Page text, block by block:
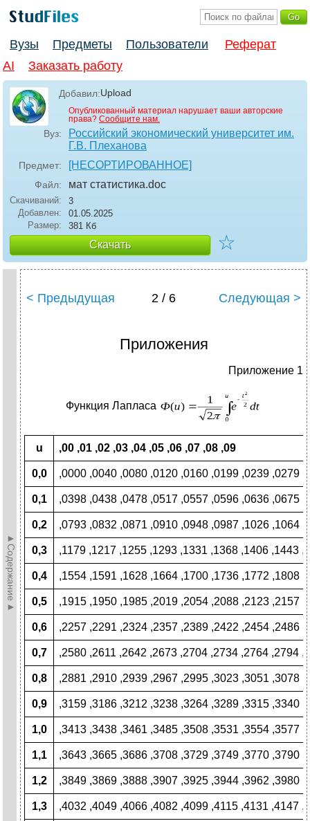
Вузы Предметы Пользователи
Реферат
AI
Заказать работу
Добавил:Upload
Опубликованный материал нарушает ваши авторские
права? Сообщите нам.
Вуз:
Российский экономический университет им.
Г.В. Плеханова
Предмет: [НЕСОРТИРОВАННОЕ]
Файл: мат статистика.doc
Скачиваний:
3
Добавлен:
01.05.2025
Размер:
381 Кб
Скачать ☆
►Содержание►
< Предыдущая 2 / 6 Следующая >
Приложения
Приложение 1
Функция Лапласа
u ,00 ,01 ,02 ,03 ,04 ,05 ,06 ,07 ,08 ,09
0,0 ,0000 ,0040 ,0080 ,0120 ,0160 ,0199 ,0239 ,0279
0,1 ,0398 ,0438 ,0478 ,0517 ,0557 ,0596 ,0636 ,0675
0,2 ,0793 ,0832 ,0871 ,0910 ,0948 ,0987 ,1026 ,1064
0,3 ,1179 ,1217 ,1255 ,1293 ,1331 ,1368 ,1406 ,1443
0,4 ,1554 ,1591 ,1628 ,1664 ,1700 ,1736 ,1772 ,1808
0,5 ,1915 ,1950 ,1985 ,2019 ,2054 ,2088 ,2123 ,2157
0,6 ,2257 ,2291 ,2324 ,2357 ,2389 ,2422 ,2454 ,2486
0,7 ,2580 ,2611 ,2642 ,2673 ,2704 ,2734 ,2764 ,2794
0,8 ,2881 ,2910 ,2939 ,2967 ,2995 ,3023 ,3051 ,3078
0,9 ,3159 ,3186 ,3212 ,3238 ,3264 ,3289 ,3315 ,3340
1,0 ,3413 ,3438 ,3461 ,3485 ,3508 ,3531 ,3554 ,3577
1,1 ,3643 ,3665 ,3686 ,3708 ,3729 ,3749 ,3770 ,3790
1,2 ,3849 ,3869 ,3888 ,3907 ,3925 ,3944 ,3962 ,3980
1,3 ,4032 ,4049 ,4066 ,4082 ,4099 ,4115 ,4131 ,4147